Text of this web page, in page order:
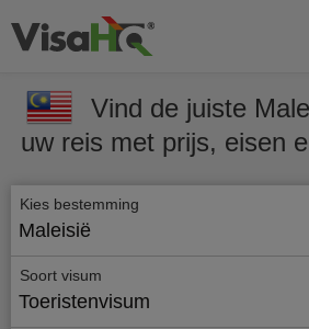
Vind de juiste
uw reis met prijs, eisen
Kies bestemming
Maleisië
Soort visum
Toeristenvisum